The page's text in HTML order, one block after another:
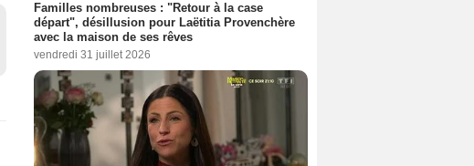
Familles nombreuses : "Retour à la case
départ", désillusion pour Laëtitia Provenchère
avec la maison de ses rêves
vendredi 31 juillet 2026